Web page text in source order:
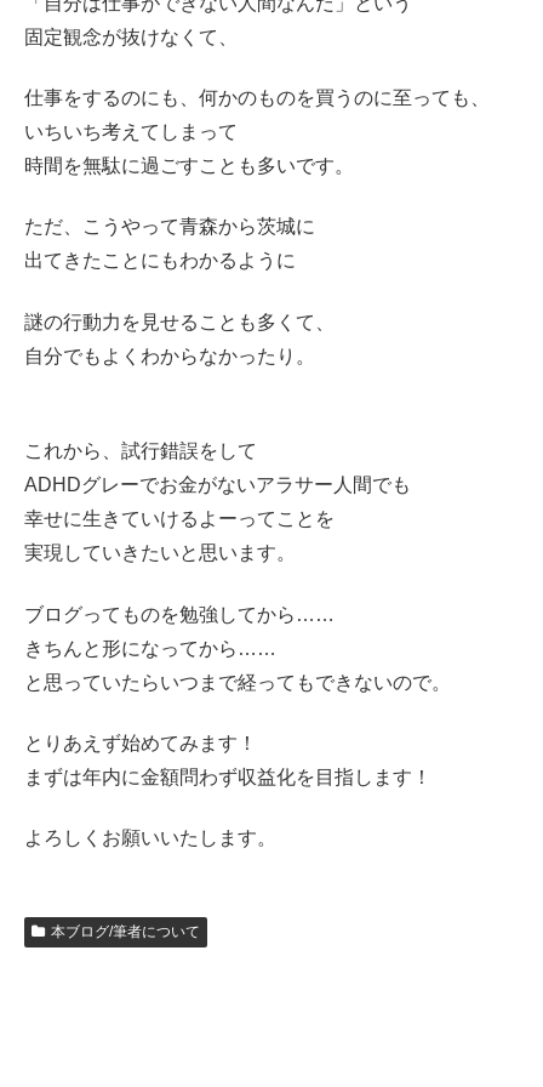
固定観念が抜けなくて、
仕事をするのにも、何かのものを買うのに至っても、
いちいち考えてしまって
時間を無駄に過ごすことも多いです。
ただ、こうやって青森から茨城に
出てきたことにもわかるように
謎の行動力を見せることも多くて、
自分でもよくわからなかったり。
これから、試行錯誤をして
ADHDグレーでお金がないアラサー人間でも
幸せに生きていけるよーってことを
実現していきたいと思います。
ブログってものを勉強してから……
きちんと形になってから……
と思っていたらいつまで経ってもできないので。
とりあえず始めてみます！
まずは年内に金額問わず収益化を目指します！
よろしくお願いいたします。
本ブログ/筆者について